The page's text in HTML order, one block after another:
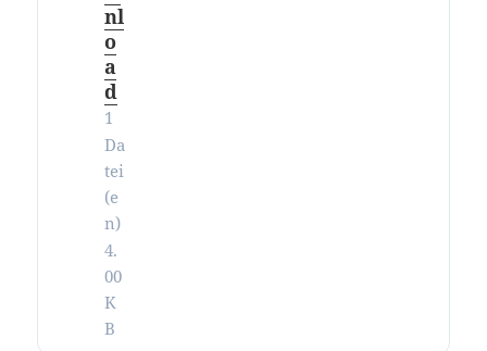
nl
o
a
d
1
Da
tei
(e
n)
4.
00
K
B